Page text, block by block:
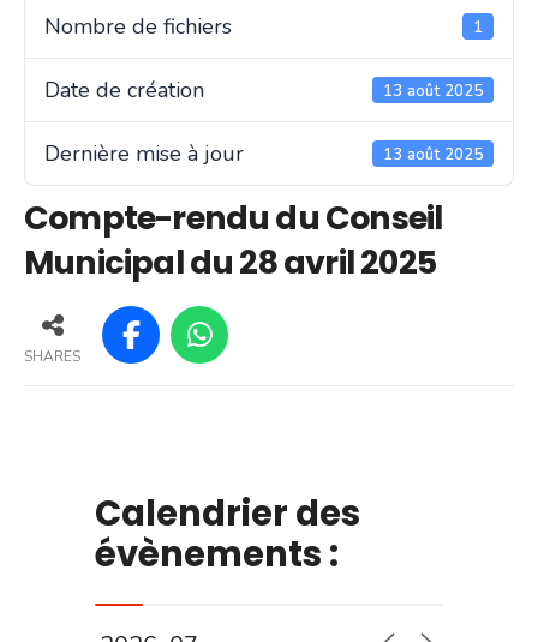
Nombre de fichiers 1
Date de création 13 août 2025
Dernière mise à jour 13 août 2025
Compte-rendu du Conseil
Municipal du 28 avril 2025
SHARES
Calendrier des
évènements :